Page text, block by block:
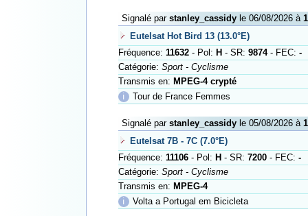
Signalé par stanley_cassidyle 06/08/2026 à
Eutelsat Hot Bird 13 (13.0°E)
Fréquence: 11632- Pol: H - SR: 9874- FEC: -
Catégorie: Sport - Cyclisme
Transmis en: MPEG-4 crypté
ℹ
Tour de France Femmes
Signalé par stanley_cassidyle 05/08/2026 à
Eutelsat 7B - 7C (7.0°E)
Fréquence: 11106- Pol: H - SR: 7200- FEC: -
Catégorie: Sport - Cyclisme
Transmis en: MPEG-4
ℹ
Volta a Portugal em Bicicleta